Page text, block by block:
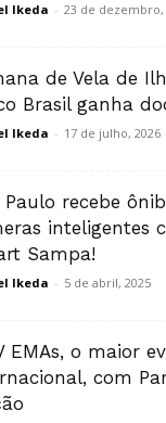
Ikeda - 23 de dezembro,
de Vela de
Brasil ganha
Ikeda - 17 de julho, 2026
Paulo recebe
inteligentes
Sampa!
Ikeda - 5 de abril, 2025
EMAs, o maior
com